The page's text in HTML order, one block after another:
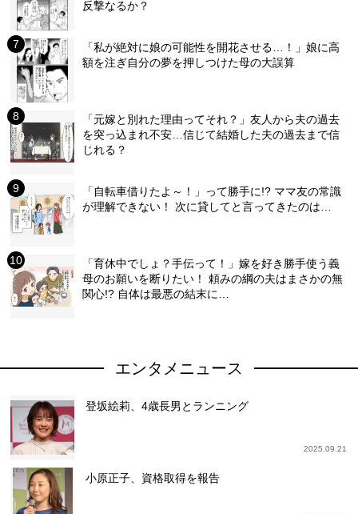
反撃なるか？
「私が絶対に娘の可能性を開花させる…！」娘に高
額を注ぎ自分の夢を押しつけた母の大誤算
「元嫁と別れた理由ってそれ？」友人から夫の過去
を突っ込まれ不安…信じて結婚した夫の過去まで信
じれる？
「自転車借りたよ～！」って勝手に!? ママ友の常識
が理解できない！ 次に貸してと言ってきたのは…
「育休中でしょ？手伝って！」嫁を好き勝手使う義
母のお願いを断りたい！ 頼みの綱の夫はまさかの無
関心!? 自体は最悪の結末に…
エンタメニュース
登坂絵莉、4歳長男とランニング
2025.09.21
小原正子、資格取得を報告